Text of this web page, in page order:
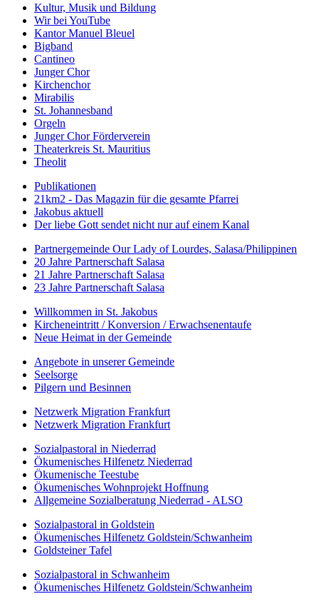
Kultur, Musik und Bildung
Wir bei YouTube
Kantor Manuel Bleuel
Bigband
Cantineo
Junger Chor
Kirchenchor
Mirabilis
St. Johannesband
Orgeln
Junger Chor Förderverein
Theaterkreis St. Mauritius
Theolit
Publikationen
21km2 - Das Magazin für die gesamte Pfarrei
Jakobus aktuell
Der liebe Gott sendet nicht nur auf einem Kanal
Partnergemeinde Our Lady of Lourdes, Salasa/Philippinen
20 Jahre Partnerschaft Salasa
21 Jahre Partnerschaft Salasa
23 Jahre Partnerschaft Salasa
Willkommen in St. Jakobus
Kircheneintritt / Konversion / Erwachsenentaufe
Neue Heimat in der Gemeinde
Angebote in unserer Gemeinde
Seelsorge
Pilgern und Besinnen
Netzwerk Migration Frankfurt
Netzwerk Migration Frankfurt
Sozialpastoral in Niederrad
Ökumenisches Hilfenetz Niederrad
Ökumenische Teestube
Ökumenisches Wohnprojekt Hoffnung
Allgemeine Sozialberatung Niederrad - ALSO
Sozialpastoral in Goldstein
Ökumenisches Hilfenetz Goldstein/Schwanheim
Goldsteiner Tafel
Sozialpastoral in Schwanheim
Ökumenisches Hilfenetz Goldstein/Schwanheim